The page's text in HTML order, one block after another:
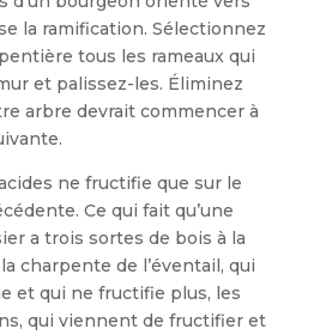
la ramification. Sélectionnez
tous les rameaux qui
et palissez-les. Éliminez
arbre devrait commencer à
ne fructifie que sur le
Ce qui fait qu’une
a trois sortes de bois à la
charpente de l’éventail, qui
et qui ne fructifie plus, les
qui viennent de fructifier et